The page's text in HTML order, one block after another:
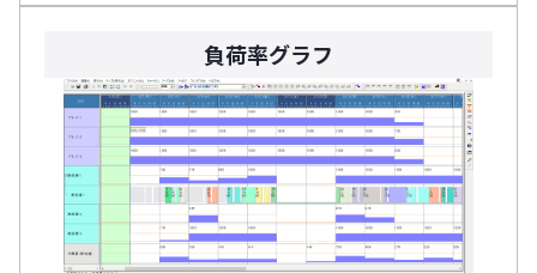
負荷率グラフ